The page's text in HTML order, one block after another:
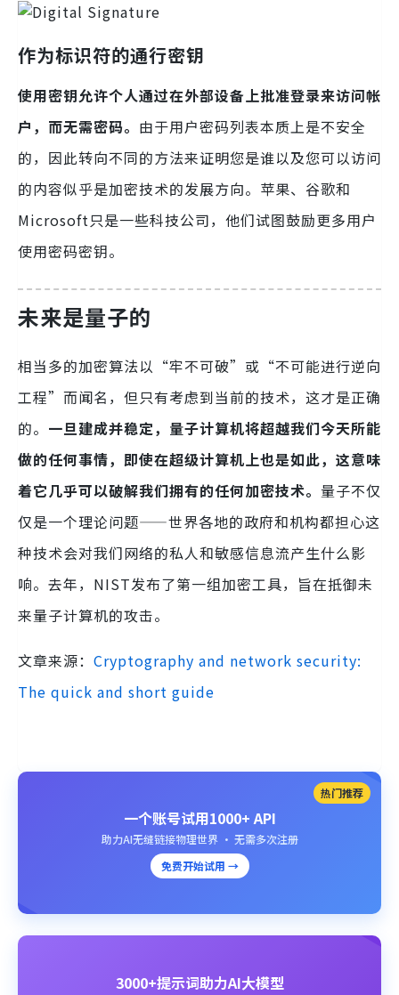
作为标识符的通行密钥
使用密钥允许个人通过在外部设备上批准登录来访问帐
户，而无需密码。 由于用户密码列表本质上是不安全
的，因此转向不同的方法来证明您是谁以及您可以访问
的内容似乎是加密技术的发展方向。苹果、谷歌和
Microsoft只是一些科技公司，他们试图鼓励更多用户
使用密码密钥。
未来是量子的
相当多的加密算法以“牢不可破”或“不可能进行逆向
工程”而闻名，但只有考虑到当前的技术，这才是正确
的。 一旦建成并稳定，量子计算机将超越我们今天所能
做的任何事情，即使在超级计算机上也是如此，这意味
着它几乎可以破解我们拥有的任何加密技术。 量子不仅
仅是一个理论问题——世界各地的政府和机构都担心这
种技术会对我们网络的私人和敏感信息流产生什么影
响。去年，NIST发布了第一组加密工具，旨在抵御未
来量子计算机的攻击。
文章来源： Cryptography and network security:
The quick and short guide
热门推荐
一个账号试用1000+ API
助力AI无缝链接物理世界 · 无需多次注册
免费开始试用 →
3000+提示词助力AI大模型